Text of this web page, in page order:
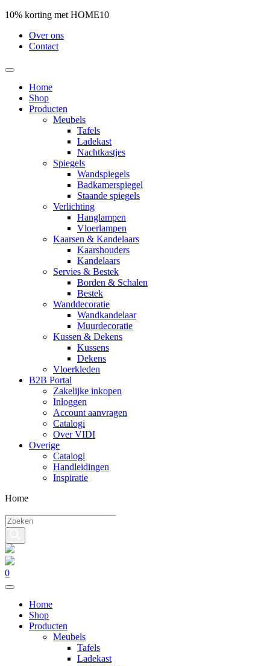
10% korting met HOME10
Over ons
Contact
Home
Shop
Producten
Meubels
Tafels
Ladekast
Nachtkastjes
Spiegels
Wandspiegels
Badkamerspiegel
Staande spiegels
Verlichting
Hanglampen
Vloerlampen
Kaarsen & Kandelaars
Kaarshouders
Kandelaars
Servies & Bestek
Borden & Schalen
Bestek
Wanddecoratie
Wandkandelaar
Muurdecoratie
Kussen & Dekens
Kussens
Dekens
Vloerkleden
B2B Portal
Zakelijke inkopen
Inloggen
Account aanvragen
Catalogi
Over VIDI
Overige
Catalogi
Handleidingen
Inspiratie
Home
Producten
zoeken
0
Home
Shop
Producten
Meubels
Tafels
Ladekast